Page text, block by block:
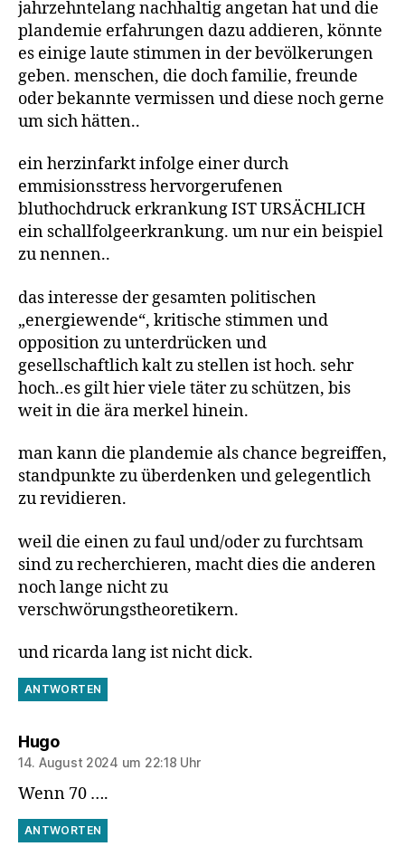
jahrzehntelang nachhaltig angetan hat und die
plandemie erfahrungen dazu addieren, könnte
es einige laute stimmen in der bevölkerungen
geben. menschen, die doch familie, freunde
oder bekannte vermissen und diese noch gerne
um sich hätten..
ein herzinfarkt infolge einer durch
emmisionsstress hervorgerufenen
bluthochdruck erkrankung IST URSÄCHLICH
ein schallfolgeerkrankung. um nur ein beispiel
zu nennen..
das interesse der gesamten politischen
„energiewende“, kritische stimmen und
opposition zu unterdrücken und
gesellschaftlich kalt zu stellen ist hoch. sehr
hoch..es gilt hier viele täter zu schützen, bis
weit in die ära merkel hinein.
man kann die plandemie als chance begreiffen,
standpunkte zu überdenken und gelegentlich
zu revidieren.
weil die einen zu faul und/oder zu furchtsam
sind zu recherchieren, macht dies die anderen
noch lange nicht zu
verschwörungstheoretikern.
und ricarda lang ist nicht dick.
ANTWORTEN
Hugosagt:
14. August 2024 um 22:18 Uhr
Wenn 70 ….
ANTWORTEN